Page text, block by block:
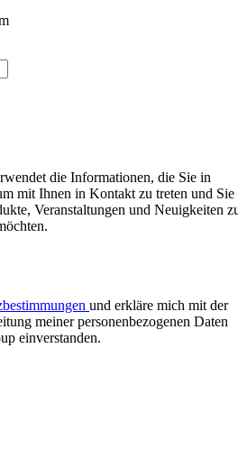
die Informationen, die Sie in
mit Ihnen in Kontakt zu treten und Sie
Veranstaltungen und Neuigkeiten
und erkläre mich mit der
meiner personenbezogenen Daten
einverstanden.